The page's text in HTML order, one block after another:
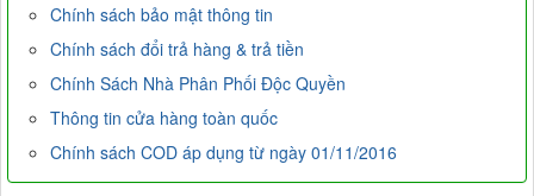
Chính sách bảo mật thông tin
Chính sách đổi trả hàng & trả tiền
Chính Sách Nhà Phân Phối Độc Quyền
Thông tin cửa hàng toàn quốc
Chính sách COD áp dụng từ ngày 01/11/2016